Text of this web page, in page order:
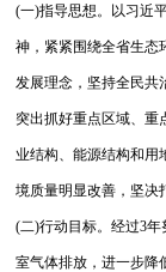
(一)指导思想。以习近
神，紧紧围绕全省生态
发展理念，坚持全民共
突出抓好重点区域、重
业结构、能源结构和用
境质量明显改善，坚决
(二)行动目标。经过3
室气体排放，进一步降